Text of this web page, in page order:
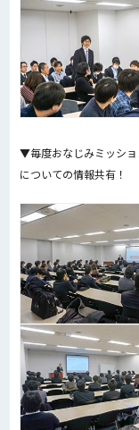
▼毎度おなじみミッショ
についての情報共有！